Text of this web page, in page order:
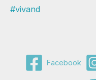
#vivand
Facebook